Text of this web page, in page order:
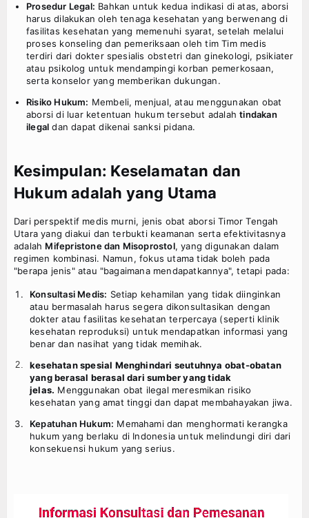
Prosedur Legal: Bahkan untuk kedua indikasi di atas, aborsi
harus dilakukan oleh tenaga kesehatan yang berwenang di
fasilitas kesehatan yang memenuhi syarat, setelah melalui
proses konseling dan pemeriksaan oleh tim Tim medis
terdiri dari dokter spesialis obstetri dan ginekologi, psikiater
atau psikolog untuk mendampingi korban pemerkosaan,
serta konselor yang memberikan dukungan.
Risiko Hukum: Membeli, menjual, atau menggunakan obat
aborsi di luar ketentuan hukum tersebut adalahtindakan
ilegal dan dapat dikenai sanksi pidana.
Kesimpulan: Keselamatan dan
Hukum adalah yang Utama
Dari perspektif medis murni, jenis obat aborsi Timor Tengah
Utara yang diakui dan terbukti keamanan serta efektivitasnya
adalah Mifepristone dan Misoprostol, yang digunakan dalam
regimen kombinasi. Namun, fokus utama tidak boleh pada
"berapa jenis" atau "bagaimana mendapatkannya", tetapi pada:
Konsultasi Medis: Setiap kehamilan yang tidak diinginkan
atau bermasalah harus segera dikonsultasikan dengan
dokter atau fasilitas kesehatan terpercaya (seperti klinik
kesehatan reproduksi) untuk mendapatkan informasi yang
benar dan nasihat yang tidak memihak.
kesehatan spesial Menghindari seutuhnya obat-obatan
yang berasal berasal dari sumber yang tidak
jelas. Menggunakan obat ilegal meresmikan risiko
kesehatan yang amat tinggi dan dapat membahayakan jiwa.
Kepatuhan Hukum: Memahami dan menghormati kerangka
hukum yang berlaku di Indonesia untuk melindungi diri dari
konsekuensi hukum yang serius.